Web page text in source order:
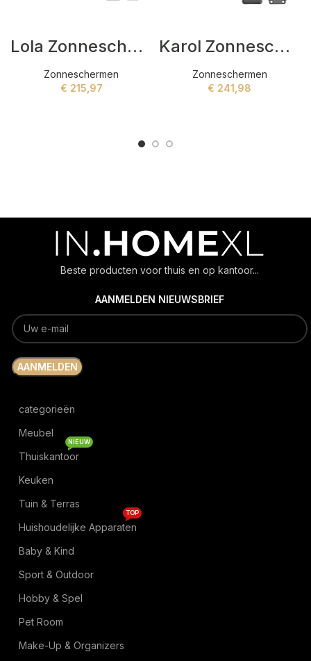
Lola Zonneschermen Grijs
Zonneschermen
€ 215,97
Karol Zonneschermen Beige,Zwart
Zonneschermen
€ 241,98
Beste producten voor thuis en op kantoor...
AANMELDEN NIEUWSBRIEF
categorieën
Meubel
Thuiskantoor
NIEUW
Keuken
Tuin & Terras
Huishoudelijke Apparaten
TOP
Baby & Kind
Sport & Outdoor
Hobby & Spel
Pet Room
Make-Up & Organizers